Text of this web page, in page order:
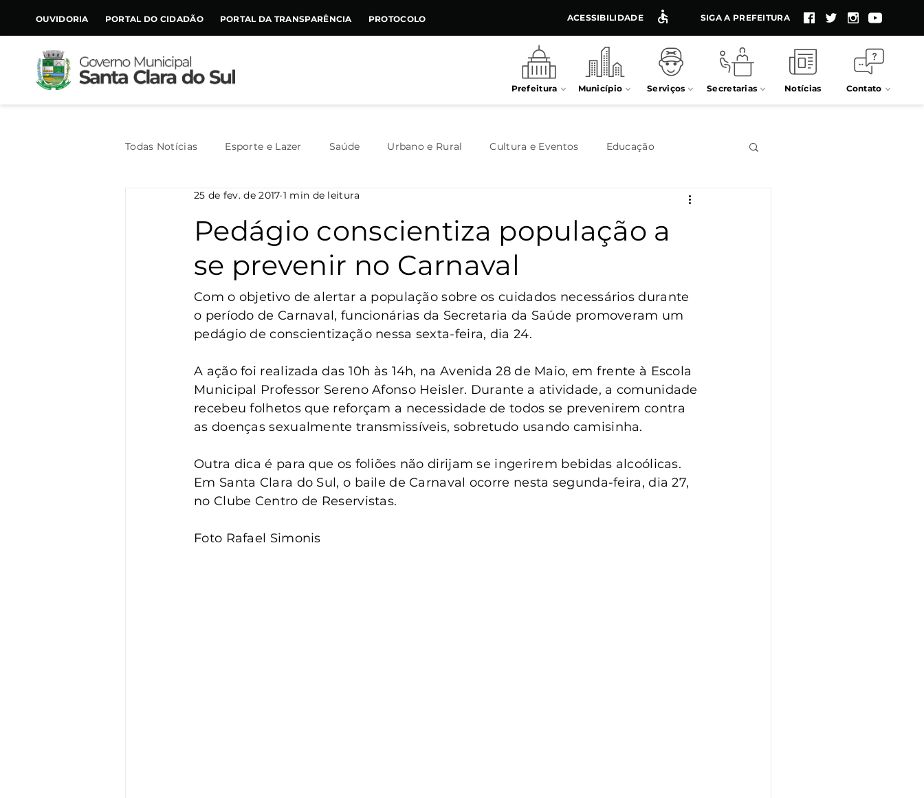
CONTEÚDO
OUVIDORIA PORTAL DO CIDADÃO PORTAL DA TRANSPARÊNCIA PROTOCOLO ACESSIBILIDADE SIGA A PREFEITURA
Prefeitura Município Serviços Secretarias Notícias Contato
Todas Notícias Esporte e Lazer Saúde Urbano e Rural Cultura e Eventos Educação
Assistência Social Geral Meio Ambiente
Habitação Destaque
Vigilância Turismo Santa Clara do Sul Conselho Tutelar
Pedágio conscientiza população a
se prevenir no Carnaval
25 de fev. de 2017 1 min de leitura
Com o objetivo de alertar a população sobre os cuidados necessários durante
o período de Carnaval, funcionárias da Secretaria da Saúde promoveram um
pedágio de conscientização nessa sexta-feira, dia 24.
A ação foi realizada das 10h às 14h, na Avenida 28 de Maio, em frente à Escola
Municipal Professor Sereno Afonso Heisler. Durante a atividade, a comunidade
recebeu folhetos que reforçam a necessidade de todos se prevenirem contra
as doenças sexualmente transmissíveis, sobretudo usando camisinha.
Outra dica é para que os foliões não dirijam se ingerirem bebidas alcoólicas.
Em Santa Clara do Sul, o baile de Carnaval ocorre nesta segunda-feira, dia 27,
no Clube Centro de Reservistas.
Foto Rafael Simonis